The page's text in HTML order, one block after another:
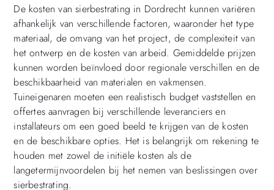
De kosten van sierbestrating in Dordrecht kunnen variëren
afhankelijk van verschillende factoren, waaronder het type
materiaal, de omvang van het project, de complexiteit van
het ontwerp en de kosten van arbeid. Gemiddelde prijzen
kunnen worden beïnvloed door regionale verschillen en de
beschikbaarheid van materialen en vakmensen.
Tuineigenaren moeten een realistisch budget vaststellen en
offertes aanvragen bij verschillende leveranciers en
installateurs om een goed beeld te krijgen van de kosten
en de beschikbare opties. Het is belangrijk om rekening te
houden met zowel de initiële kosten als de
langetermijnvoordelen bij het nemen van beslissingen over
sierbestrating.